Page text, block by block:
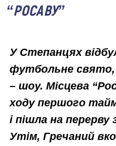
“РОСАВУ”
У Степанцях
футбольне свято,
– шоу. Місцева
ходу першого
і пішла на перерву
Утім, Гречаний